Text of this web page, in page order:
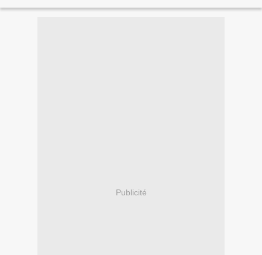
Publicité